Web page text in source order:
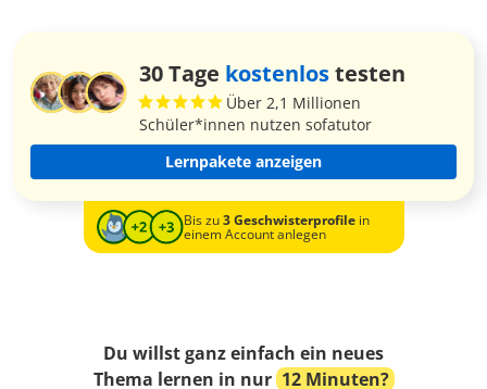
30 Tage kostenlostesten
Über 2,1 Millionen
Schüler*innen nutzen sofatutor
Lernpakete anzeigen
Bis zu3 Geschwisterprofilein
einem Account anlegen
Du willst ganz einfach ein neues
Thema lernen in nur 12 Minuten?